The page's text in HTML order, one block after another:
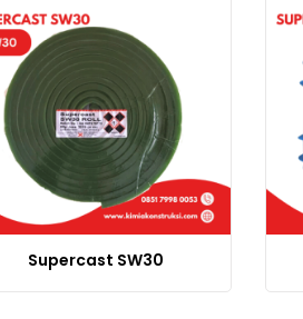
Supercast SW30